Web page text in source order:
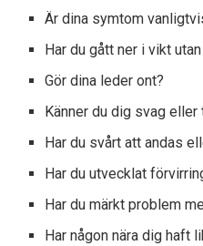
Är dina symtom
Har du gått ner i vikt
Gör dina leder ont?
Känner du dig svag eller
Har du svårt att andas
Har du utvecklat
Har du märkt problem
Har någon nära dig haft